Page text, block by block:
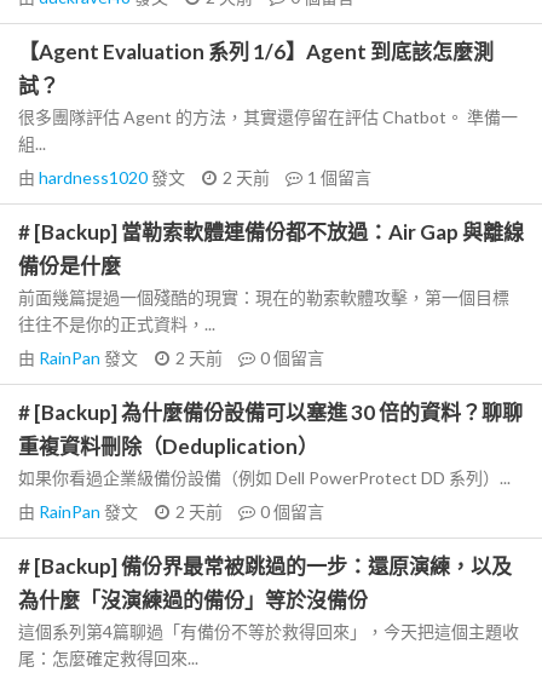
【Agent Evaluation 系列 1/6】Agent 到底該怎麼測
試？
很多團隊評估 Agent 的方法，其實還停留在評估 Chatbot。 準備一
組...
由 hardness1020發文 2 天前 1 個留言
# [Backup] 當勒索軟體連備份都不放過：Air Gap 與離線
備份是什麼
前面幾篇提過一個殘酷的現實：現在的勒索軟體攻擊，第一個目標
往往不是你的正式資料，...
由 RainPan 發文 2 天前 0個留言
# [Backup] 為什麼備份設備可以塞進 30 倍的資料？聊聊
重複資料刪除（Deduplication）
如果你看過企業級備份設備（例如 Dell PowerProtect DD 系列）...
由 RainPan 發文 2 天前 0個留言
# [Backup] 備份界最常被跳過的一步：還原演練，以及
為什麼「沒演練過的備份」等於沒備份
這個系列第4篇聊過「有備份不等於救得回來」，今天把這個主題收
尾：怎麼確定救得回來...